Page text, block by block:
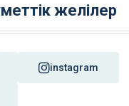
желілер
instagram